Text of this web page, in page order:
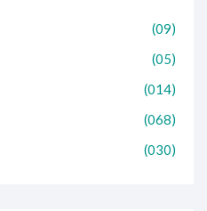
(09)
(05)
(014)
(068)
(030)